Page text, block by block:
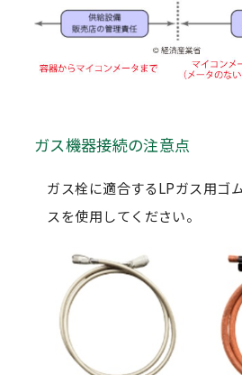
ガス機器接続の注意点
ガス栓に適合するLPガス用ゴ
スを使用してください。